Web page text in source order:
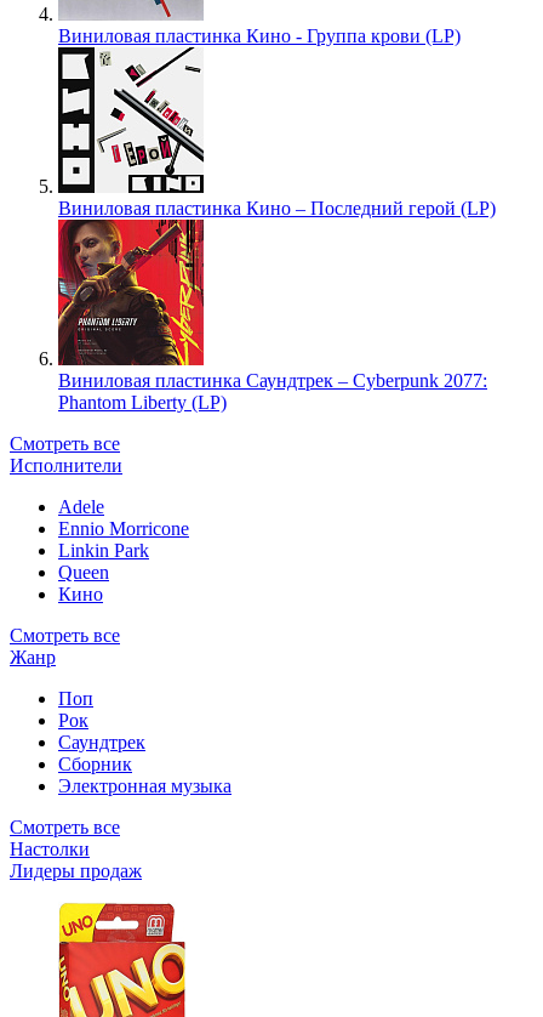
Виниловая пластинка Кино - Группа крови (LP)
Виниловая пластинка Кино – Последний герой (LP)
Виниловая пластинка Саундтрек – Cyberpunk 2077:
Phantom Liberty (LP)
Смотреть все
Исполнители
Adele
Ennio Morricone
Linkin Park
Queen
Кино
Смотреть все
Жанр
Поп
Рок
Саундтрек
Сборник
Электронная музыка
Смотреть все
Настолки
Лидеры продаж